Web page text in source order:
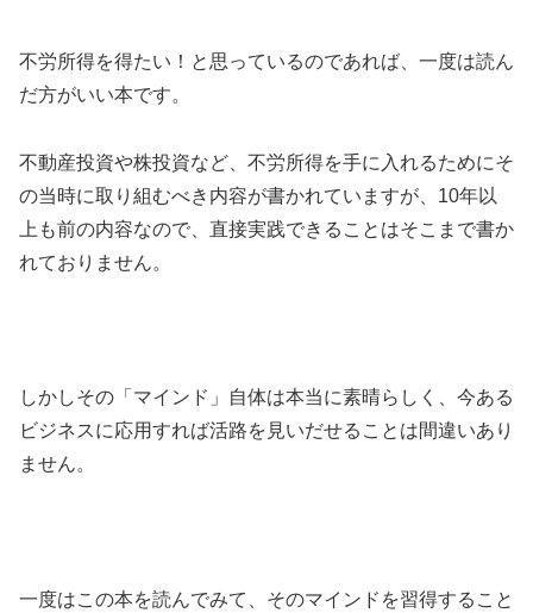
不労所得を得たい！と思っているのであれば、一度は読ん
だ方がいい本です。
不動産投資や株投資など、不労所得を手に入れるためにそ
の当時に取り組むべき内容が書かれていますが、10年以
上も前の内容なので、直接実践できることはそこまで書か
れておりません。
しかしその「マインド」自体は本当に素晴らしく、今ある
ビジネスに応用すれば活路を見いだせることは間違いあり
ません。
一度はこの本を読んでみて、そのマインドを習得すること